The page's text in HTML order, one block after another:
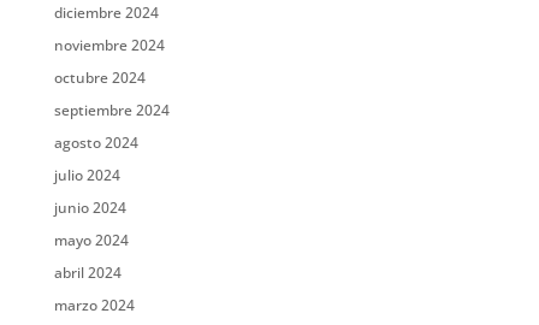
diciembre 2024
noviembre 2024
octubre 2024
septiembre 2024
agosto 2024
julio 2024
junio 2024
mayo 2024
abril 2024
marzo 2024